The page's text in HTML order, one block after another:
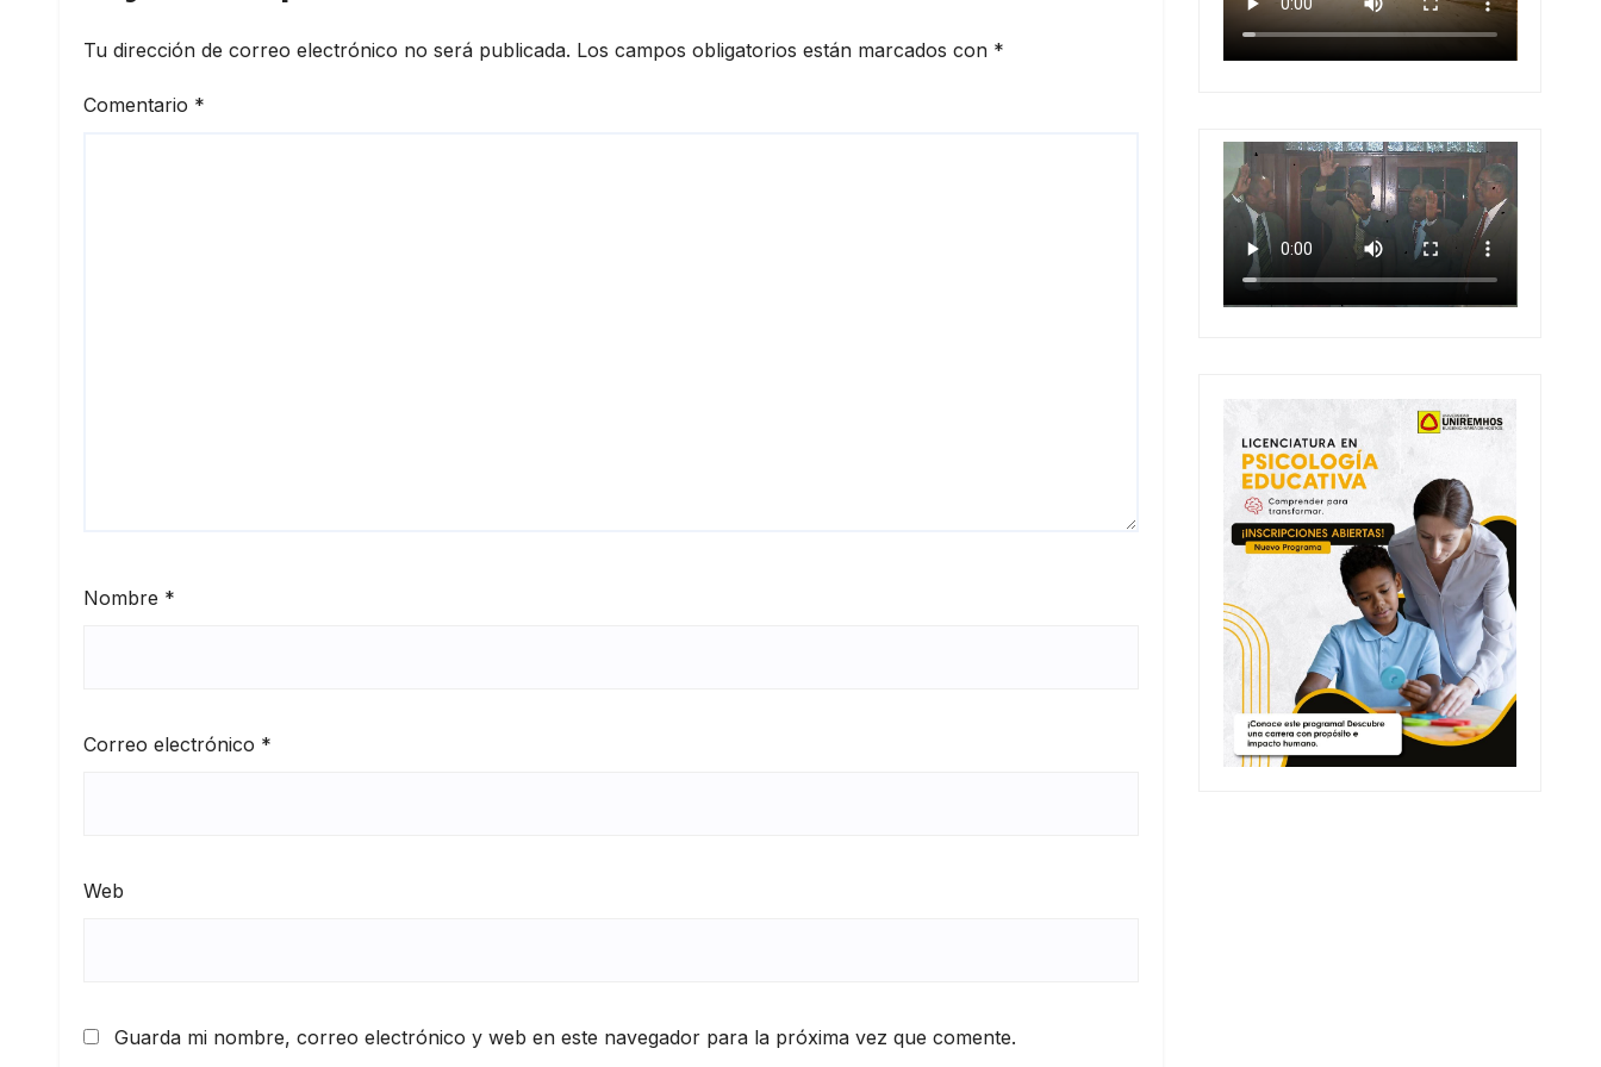
elevar la
Tu dirección de correo electrónico no será publicada. Los campos obligatorios están marcados con *
Comentario *
Nombre *
Correo electrónico *
Web
Guarda mi nombre, correo electrónico y web en este navegador para la próxima vez que comente.